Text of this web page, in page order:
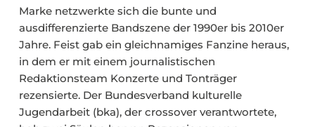
Marke netzwerkte sich die bunte und
ausdifferenzierte Bandszene der 1990er bis 2010er
Jahre. Feist gab ein gleichnamiges Fanzine heraus,
in dem er mit einem journalistischen
Redaktionsteam Konzerte und Tonträger
rezensierte. Der Bundesverband kulturelle
Jugendarbeit (bka), der crossover verantwortete,